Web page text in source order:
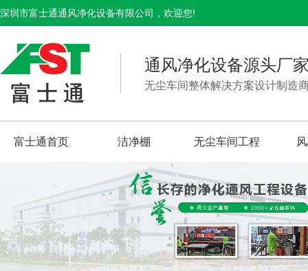
深圳市富士通通风净化设备有限公司，欢迎您!
通风净化设备源头厂
无尘车间整体解决方案设计制造
富士通首页 洁净棚 无尘车间工程